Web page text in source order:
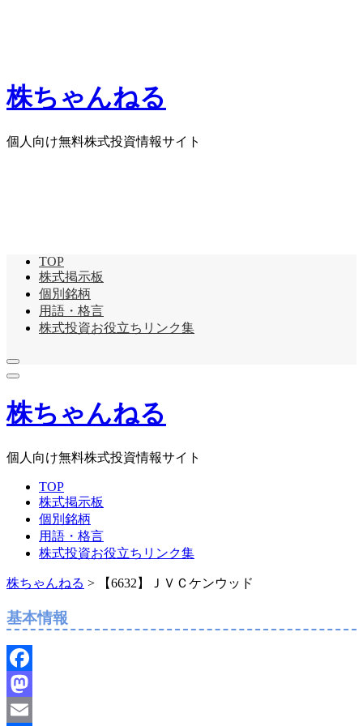
株ちゃんねる
個人向け無料株式投資情報サイト
TOP
株式掲示板
個別銘柄
用語・格言
株式投資お役立ちリンク集
株ちゃんねる
個人向け無料株式投資情報サイト
TOP
株式掲示板
個別銘柄
用語・格言
株式投資お役立ちリンク集
株ちゃんねる > 【6632】ＪＶＣケンウッド
基本情報
Facebook
Mastodon